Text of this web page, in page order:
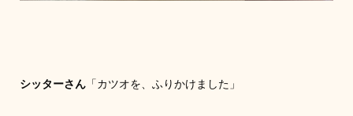
シッターさん「カツオを、ふりかけました」